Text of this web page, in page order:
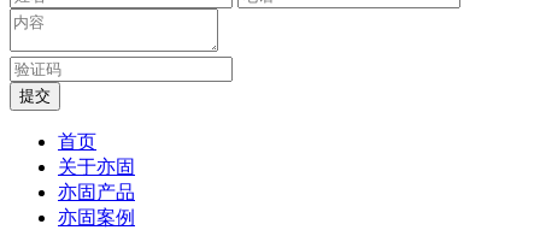
首页
关于亦固
亦固产品
亦固案例